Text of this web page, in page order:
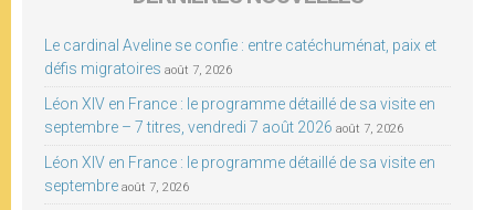
Le cardinal Aveline se confie : entre catéchuménat, paix et
défis migratoires août 7, 2026
Léon XIV en France : le programme détaillé de sa visite en
septembre – 7 titres, vendredi 7 août 2026 août 7, 2026
Léon XIV en France : le programme détaillé de sa visite en
septembre août 7, 2026